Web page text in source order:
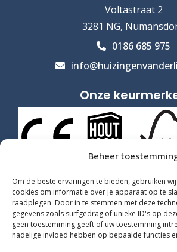
Beheer
Om de beste ervaringen te bieden, gebruiken
cookies om informatie over je apparaat op te
raadplegen. Door in te stemmen met deze
gegevens zoals surfgedrag of unieke ID's op
geen toestemming geeft of uw toestemming
nadelige invloed hebben op bepaalde functies
Voltastraat 2
3281 NG,
0186 685 975
Onze